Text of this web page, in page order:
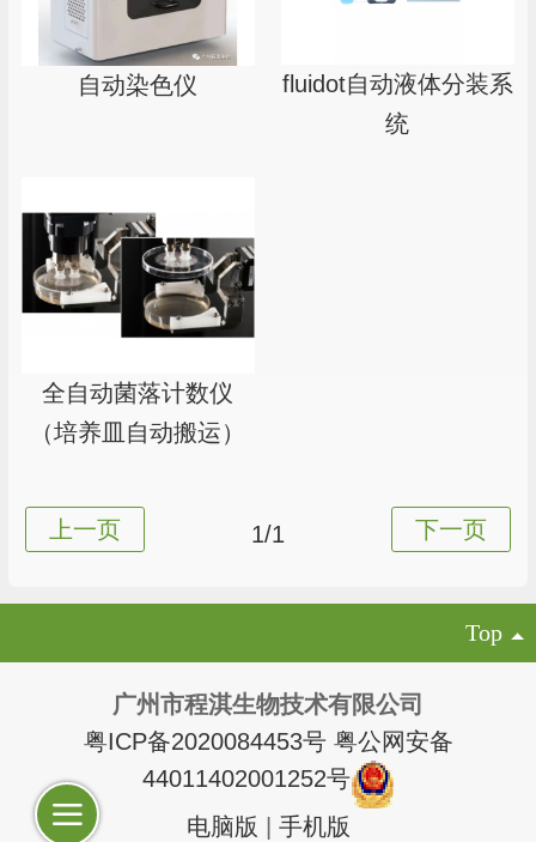
自动染色仪
fluidot自动液体分装系
统
全自动菌落计数仪
（培养皿自动搬运）
1/1
Top
广州市程淇生物技术有限公司
粤ICP备2020084453号 粤公网安备
44011402001252号
电脑版
手机版